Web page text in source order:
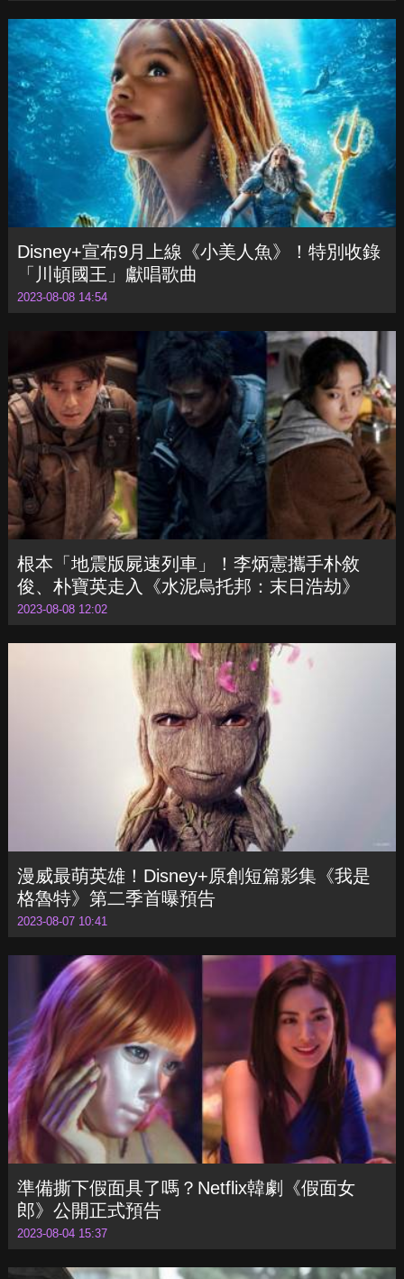
Disney+宣布9月上線《小美人魚》！特別收錄
「川頓國王」獻唱歌曲
2023-08-08 14:54
根本「地震版屍速列車」！李炳憲攜手朴敘
俊、朴寶英走入《水泥烏托邦：末日浩劫》
2023-08-08 12:02
漫威最萌英雄！Disney+原創短篇影集《我是
格魯特》第二季首曝預告
準備撕下假面具了嗎？Netflix韓劇《假面女
郎》公開正式預告
2023-08-04 15:37